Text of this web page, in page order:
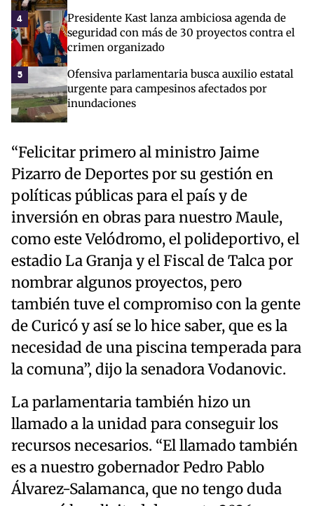
4
Presidente Kast lanza ambiciosa agenda de
seguridad con más de 30 proyectos contra el
crimen organizado
5
Ofensiva parlamentaria busca auxilio estatal
urgente para campesinos afectados por
inundaciones
“Felicitar primero al ministro Jaime
Pizarro de Deportes por su gestión en
políticas públicas para el país y de
inversión en obras para nuestro Maule,
como este Velódromo, el polideportivo, el
estadio La Granja y el Fiscal de Talca por
nombrar algunos proyectos, pero
también tuve el compromiso con la gente
de Curicó y así se lo hice saber, que es la
necesidad de una piscina temperada para
la comuna”, dijo la senadora Vodanovic.
La parlamentaria también hizo un
llamado a la unidad para conseguir los
recursos necesarios. “El llamado también
es a nuestro gobernador Pedro Pablo
Álvarez-Salamanca, que no tengo duda